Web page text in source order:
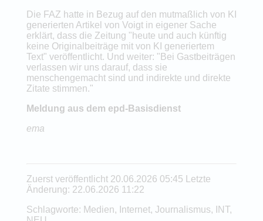
Die FAZ hatte in Bezug auf den mutmaßlich von KI
generierten Artikel von Voigt in eigener Sache
erklärt, dass die Zeitung "heute und auch künftig
keine Originalbeiträge mit von KI generiertem
Text" veröffentlicht. Und weiter: "Bei Gastbeiträgen
verlassen wir uns darauf, dass sie
menschengemacht sind und indirekte und direkte
Zitate stimmen."
Meldung aus dem epd-Basisdienst
ema
Zuerst veröffentlicht 20.06.2026 05:45 Letzte
Änderung: 22.06.2026 11:22
Schlagworte: Medien, Internet, Journalismus, INT,